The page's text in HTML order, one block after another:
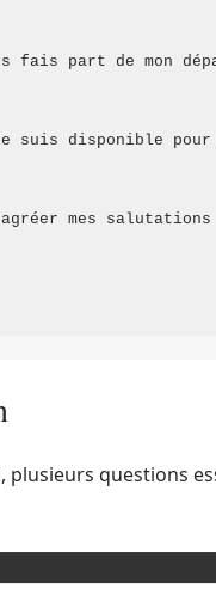
fais part de mon
suis disponible
mes salutations
questions